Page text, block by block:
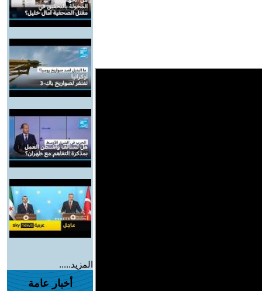
المزيد.....
أخبار عامة